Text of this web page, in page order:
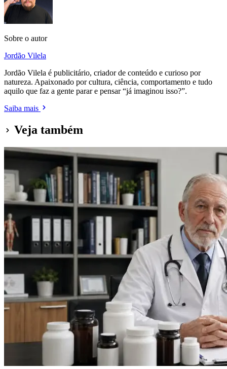
Sobre o autor
Jordão Vilela
Jordão Vilela é publicitário, criador de conteúdo e curioso por
natureza. Apaixonado por cultura, ciência, comportamento e tudo
aquilo que faz a gente parar e pensar “já imaginou isso?”.
Saiba mais
Veja também